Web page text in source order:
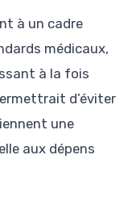
à un cadre
médicaux,
à la fois
d’éviter
une
aux dépens